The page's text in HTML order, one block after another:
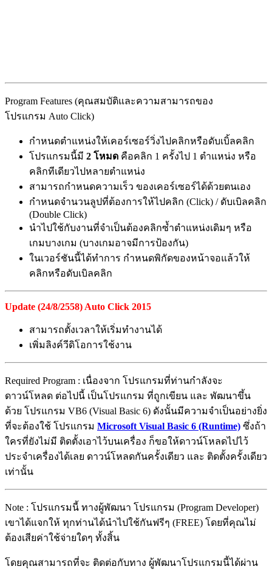
Program Features (คุณสมบัติและความสามารถของ
โปรแกรม Auto Click)
กำหนดตำแหน่งให้เคอร์เซอร์วิ่งไปคลิกหรือดับเบิ้ลคลิก
โปรแกรมนี้มี 2 โหมด คือคลิก 1 ครั้งไป 1 ตำแหน่ง หรือ
คลิกทีเดียวไปหลายตำแหน่ง
สามารถกำหนดความเร็ว ของเคอร์เซอร์ได้ด้วยตนเอง
กำหนดจำนวนลูปที่ต้องการให้ไปคลิก (Click) / ดับเบิลคลิก
(Double Click)
นำไปใช้กับงานที่จำเป็นต้องคลิกซ้ำตำแหน่งเดิมๆ หรือ
เกมบางเกม (บางเกมอาจมีการป้องกัน)
ในเวอร์ชันนี้ได้ทำการ กำหนดพิกัดของหน้าจอแล้วให้
คลิกหรือดับเบิลคลิก
Update (24/8/2558) Auto Click 2015
สามารถตั้งเวลาให้เริ่มทำงานได้
เพิ่มลิงค์วีดิโอการใช้งาน
Required Program : เนื่องจาก โปรแกรมที่ท่านกำลังจะ
ดาวน์โหลด ต่อไปนี้ เป็นโปรแกรม ที่ถูกเขียน และ พัฒนาขึ้น
ด้วย โปรแกรม VB6 (Visual Basic 6) ดังนั้นมีความจำเป็นอย่างยิ่ง
ที่จะต้องใช้ โปรแกรม Microsoft Visual Basic 6 (Runtime) ซึ่งถ้า
ใครที่ยังไม่มี ติดตั้งเอาไว้บนเครื่อง ก็ขอให้ดาวน์โหลดไปไว้
ประจำเครื่องได้เลย ดาวน์โหลดกันครั้งเดียว และ ติดตั้งครั้งเดียว
เท่านั้น
Note : โปรแกรมนี้ ทางผู้พัฒนา โปรแกรม (Program Developer)
เขาได้แจกให้ ทุกท่านได้นำไปใช้กันฟรีๆ (FREE) โดยที่คุณไม่
ต้องเสียค่าใช้จ่ายใดๆ ทั้งสิ้น
โดยคุณสามารถที่จะ ติดต่อกับทาง ผู้พัฒนาโปรแกรมนี้ได้ผ่าน